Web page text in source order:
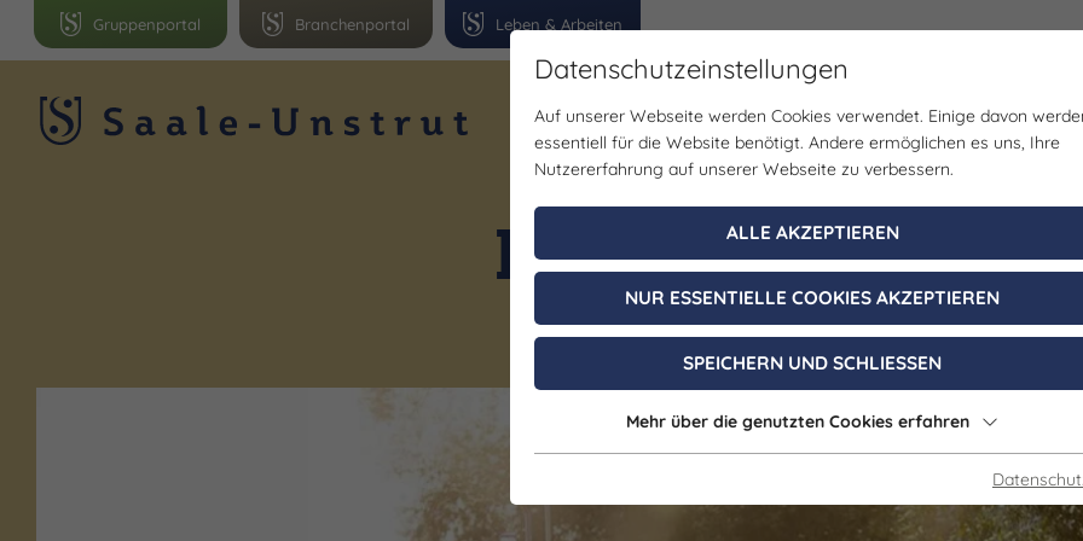
Leben & Arbeiten
Branchenportal
Gruppenportal
Region Erlebnisse Veranstaltungen Planen
Fähre
Naumburg (Saale)
Datenschutzeinstellungen
Auf unserer Webseite werden Cookies verwendet. Einige davon
essentiell für die Website benötigt. Andere ermöglichen es uns, Ihre
Nutzererfahrung auf unserer Webseite zu verbessern.
ALLE AKZEPTIEREN
NUR ESSENTIELLE COOKIES AKZEPTIEREN
SPEICHERN UND SCHLIESSEN
Mehr über die genutzten Cookies erfahren